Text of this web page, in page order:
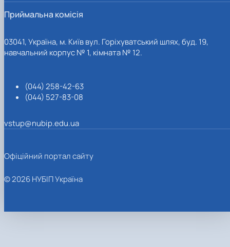
Приймальна комісія
03041, Україна, м. Київ вул. Горіхуватський шлях, буд. 19,
навчальний корпус № 1, кімната № 12.
(044) 258-42-63
(044) 527-83-08
vstup@nubip.edu.ua
Офіційний портал сайту
© 2026 НУБІП Україна